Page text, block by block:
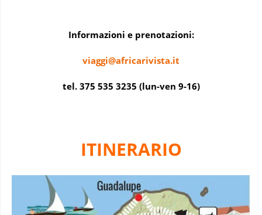
Informazioni e prenotazioni:
viaggi@africarivista.it
tel. 375 535 3235 (lun-ven 9-16)
ITINERARIO